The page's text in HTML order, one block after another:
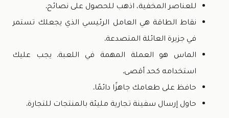
للعناصر المخفية، اذهب للحصول على نصائح.
نقاط الطاقة هي العامل الرئيسي الذي يجعلك تستمر
في جزيرة العائلة المتصدعة.
الماس هو العملة المهمة في اللعبة. يجب عليك
استخدامه كحد أقصى.
حافظ على طعامك جاهزًا دائمًا.
حاول إرسال سفينة تجارية مليئة بالمنتجات للتجارة.